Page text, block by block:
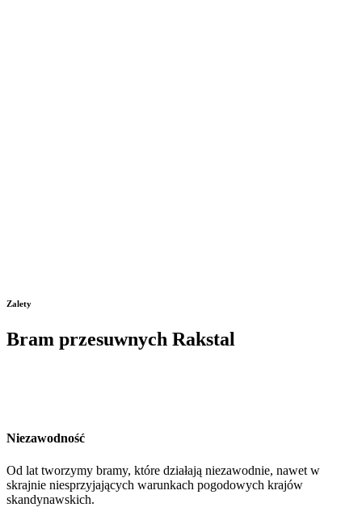
Zalety
Bram przesuwnych Rakstal
Niezawodność
Od lat tworzymy bramy, które działają niezawodnie, nawet w
skrajnie niesprzyjających warunkach pogodowych krajów
skandynawskich.